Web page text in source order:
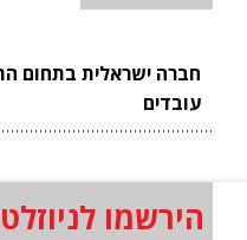
חברה ישראלית בתחום
עובדים
הירשמו